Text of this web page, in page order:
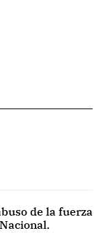
de la fuerza